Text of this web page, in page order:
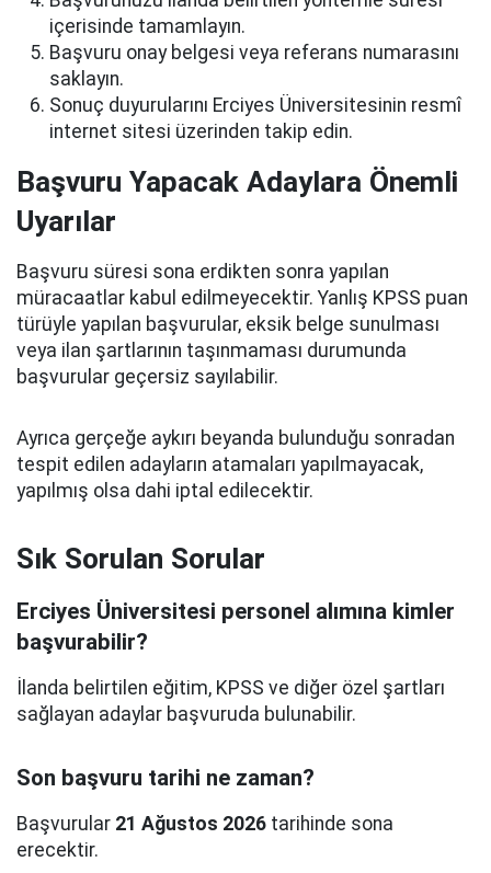
içerisinde tamamlayın.
Başvuru onay belgesi veya referans numarasını
saklayın.
Sonuç duyurularını Erciyes Üniversitesinin resmî
internet sitesi üzerinden takip edin.
Başvuru Yapacak Adaylara Önemli
Uyarılar
Başvuru süresi sona erdikten sonra yapılan
müracaatlar kabul edilmeyecektir. Yanlış KPSS puan
türüyle yapılan başvurular, eksik belge sunulması
veya ilan şartlarının taşınmaması durumunda
başvurular geçersiz sayılabilir.
Ayrıca gerçeğe aykırı beyanda bulunduğu sonradan
tespit edilen adayların atamaları yapılmayacak,
yapılmış olsa dahi iptal edilecektir.
Sık Sorulan Sorular
Erciyes Üniversitesi personel alımına kimler
başvurabilir?
İlanda belirtilen eğitim, KPSS ve diğer özel şartları
sağlayan adaylar başvuruda bulunabilir.
Son başvuru tarihi ne zaman?
Başvurular 21 Ağustos 2026 tarihinde sona
erecektir.